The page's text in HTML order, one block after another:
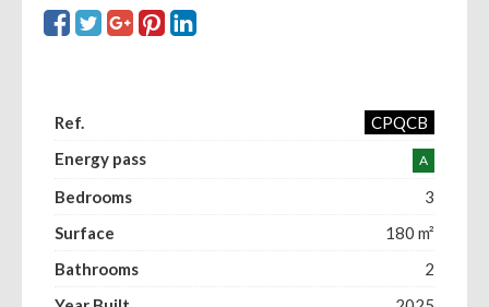
Ref.
CPQCB
Energy pass
A
Bedrooms
3
Surface
180 m²
Bathrooms
2